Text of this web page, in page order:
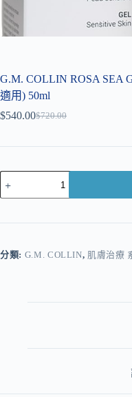
G.M. COLLIN ROSA SEA
適用) 50ml
$720.00
$540.00
r
分類: G.M. COLLIN, 肌膚治療